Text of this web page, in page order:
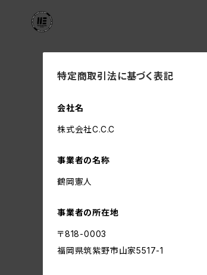
特定商取引法に基づく表記
会社名
株式会社C.C.C
事業者の名称
鶴岡憲人
事業者の所在地
〒818-0003
福岡県筑紫野市山家5517-1